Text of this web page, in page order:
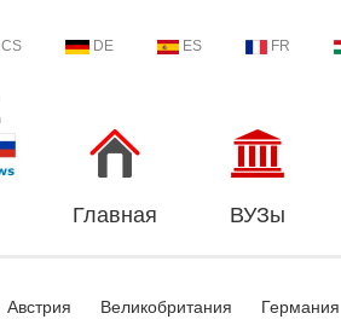
CS DE ES FR
Главная ВУЗы
Австрия Великобритания Германия